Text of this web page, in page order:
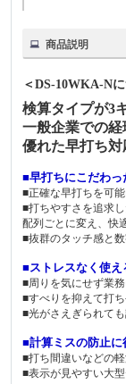
商品説明
＜DS-10WKA-N
検算タイプが3
一般企業での経
優れた早打ち
■早打ちにこだわっ
■正確な早打ちを可
■打ちやすさを追求
配列ごとに変え、快
■抜群のタッチ感と
■ストレスなく使え
■周りを気にせず業
■すべりを抑えて打
■光がさえぎられて
■計算ミスの防止に
■打ち間違いなどの
■表示が見やすい大